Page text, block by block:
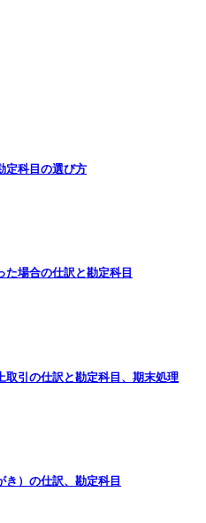
定科目の選び方
た場合の仕訳と勘定科目
取引の仕訳と勘定科目、期末処理
き）の仕訳、勘定科目